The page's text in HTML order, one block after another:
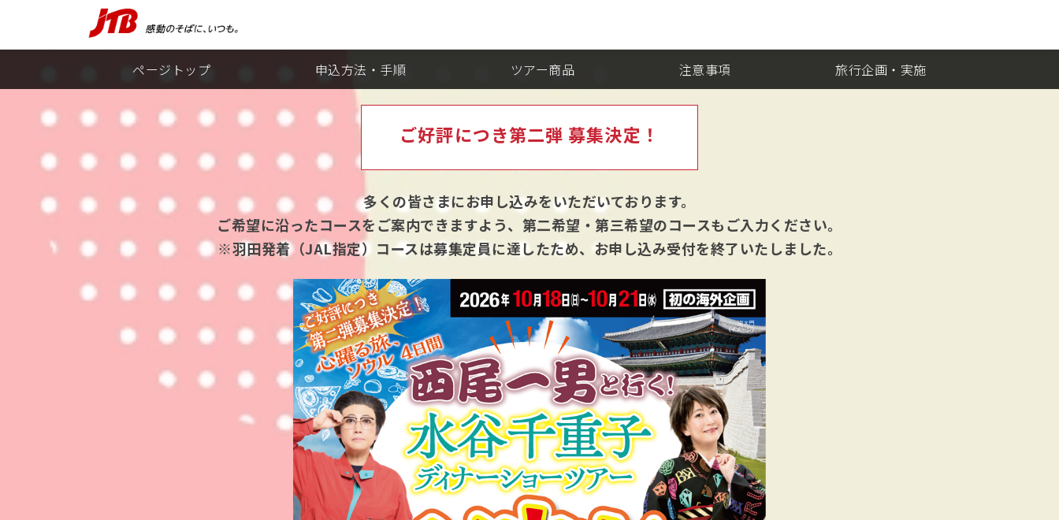
ページトップ 申込方法・手順 ツアー商品 注意事項 旅行企画・実施
ご好評につき第二弾 募集決定！
多くの皆さまにお申し込みをいただいております。
ご希望に沿ったコースをご案内できますよう、 第二希望・第三希望のコースもご入力ください。
羽田発着（JAL指定）コースは募集定員に達したため、 お申し込み受付を終了いたしました。